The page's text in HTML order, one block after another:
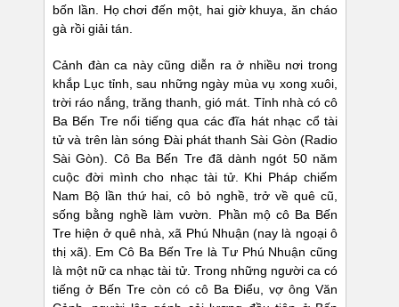
bốn lần. Họ chơi đến một, hai giờ khuya, ăn cháo
gà rồi giải tán.
Cảnh đàn ca này cũng diễn ra ở nhiều nơi trong
khắp Lục tỉnh, sau những ngày mùa vụ xong xuôi,
trời ráo nắng, trăng thanh, gió mát. Tỉnh nhà có cô
Ba Bến Tre nổi tiếng qua các đĩa hát nhạc cổ tài
tử và trên làn sóng Đài phát thanh Sài Gòn (Radio
Sài Gòn). Cô Ba Bến Tre đã dành ngót 50 năm
cuộc đời mình cho nhạc tài tử. Khi Pháp chiếm
Nam Bộ lần thứ hai, cô bỏ nghề, trở về quê cũ,
sống bằng nghề làm vườn. Phần mộ cô Ba Bến
Tre hiện ở quê nhà, xã Phú Nhuận (nay là ngoại ô
thị xã). Em Cô Ba Bến Tre là Tư Phú Nhuận cũng
là một nữ ca nhạc tài tử. Trong những người ca có
tiếng ở Bến Tre còn có cô Ba Điểu, vợ ông Văn